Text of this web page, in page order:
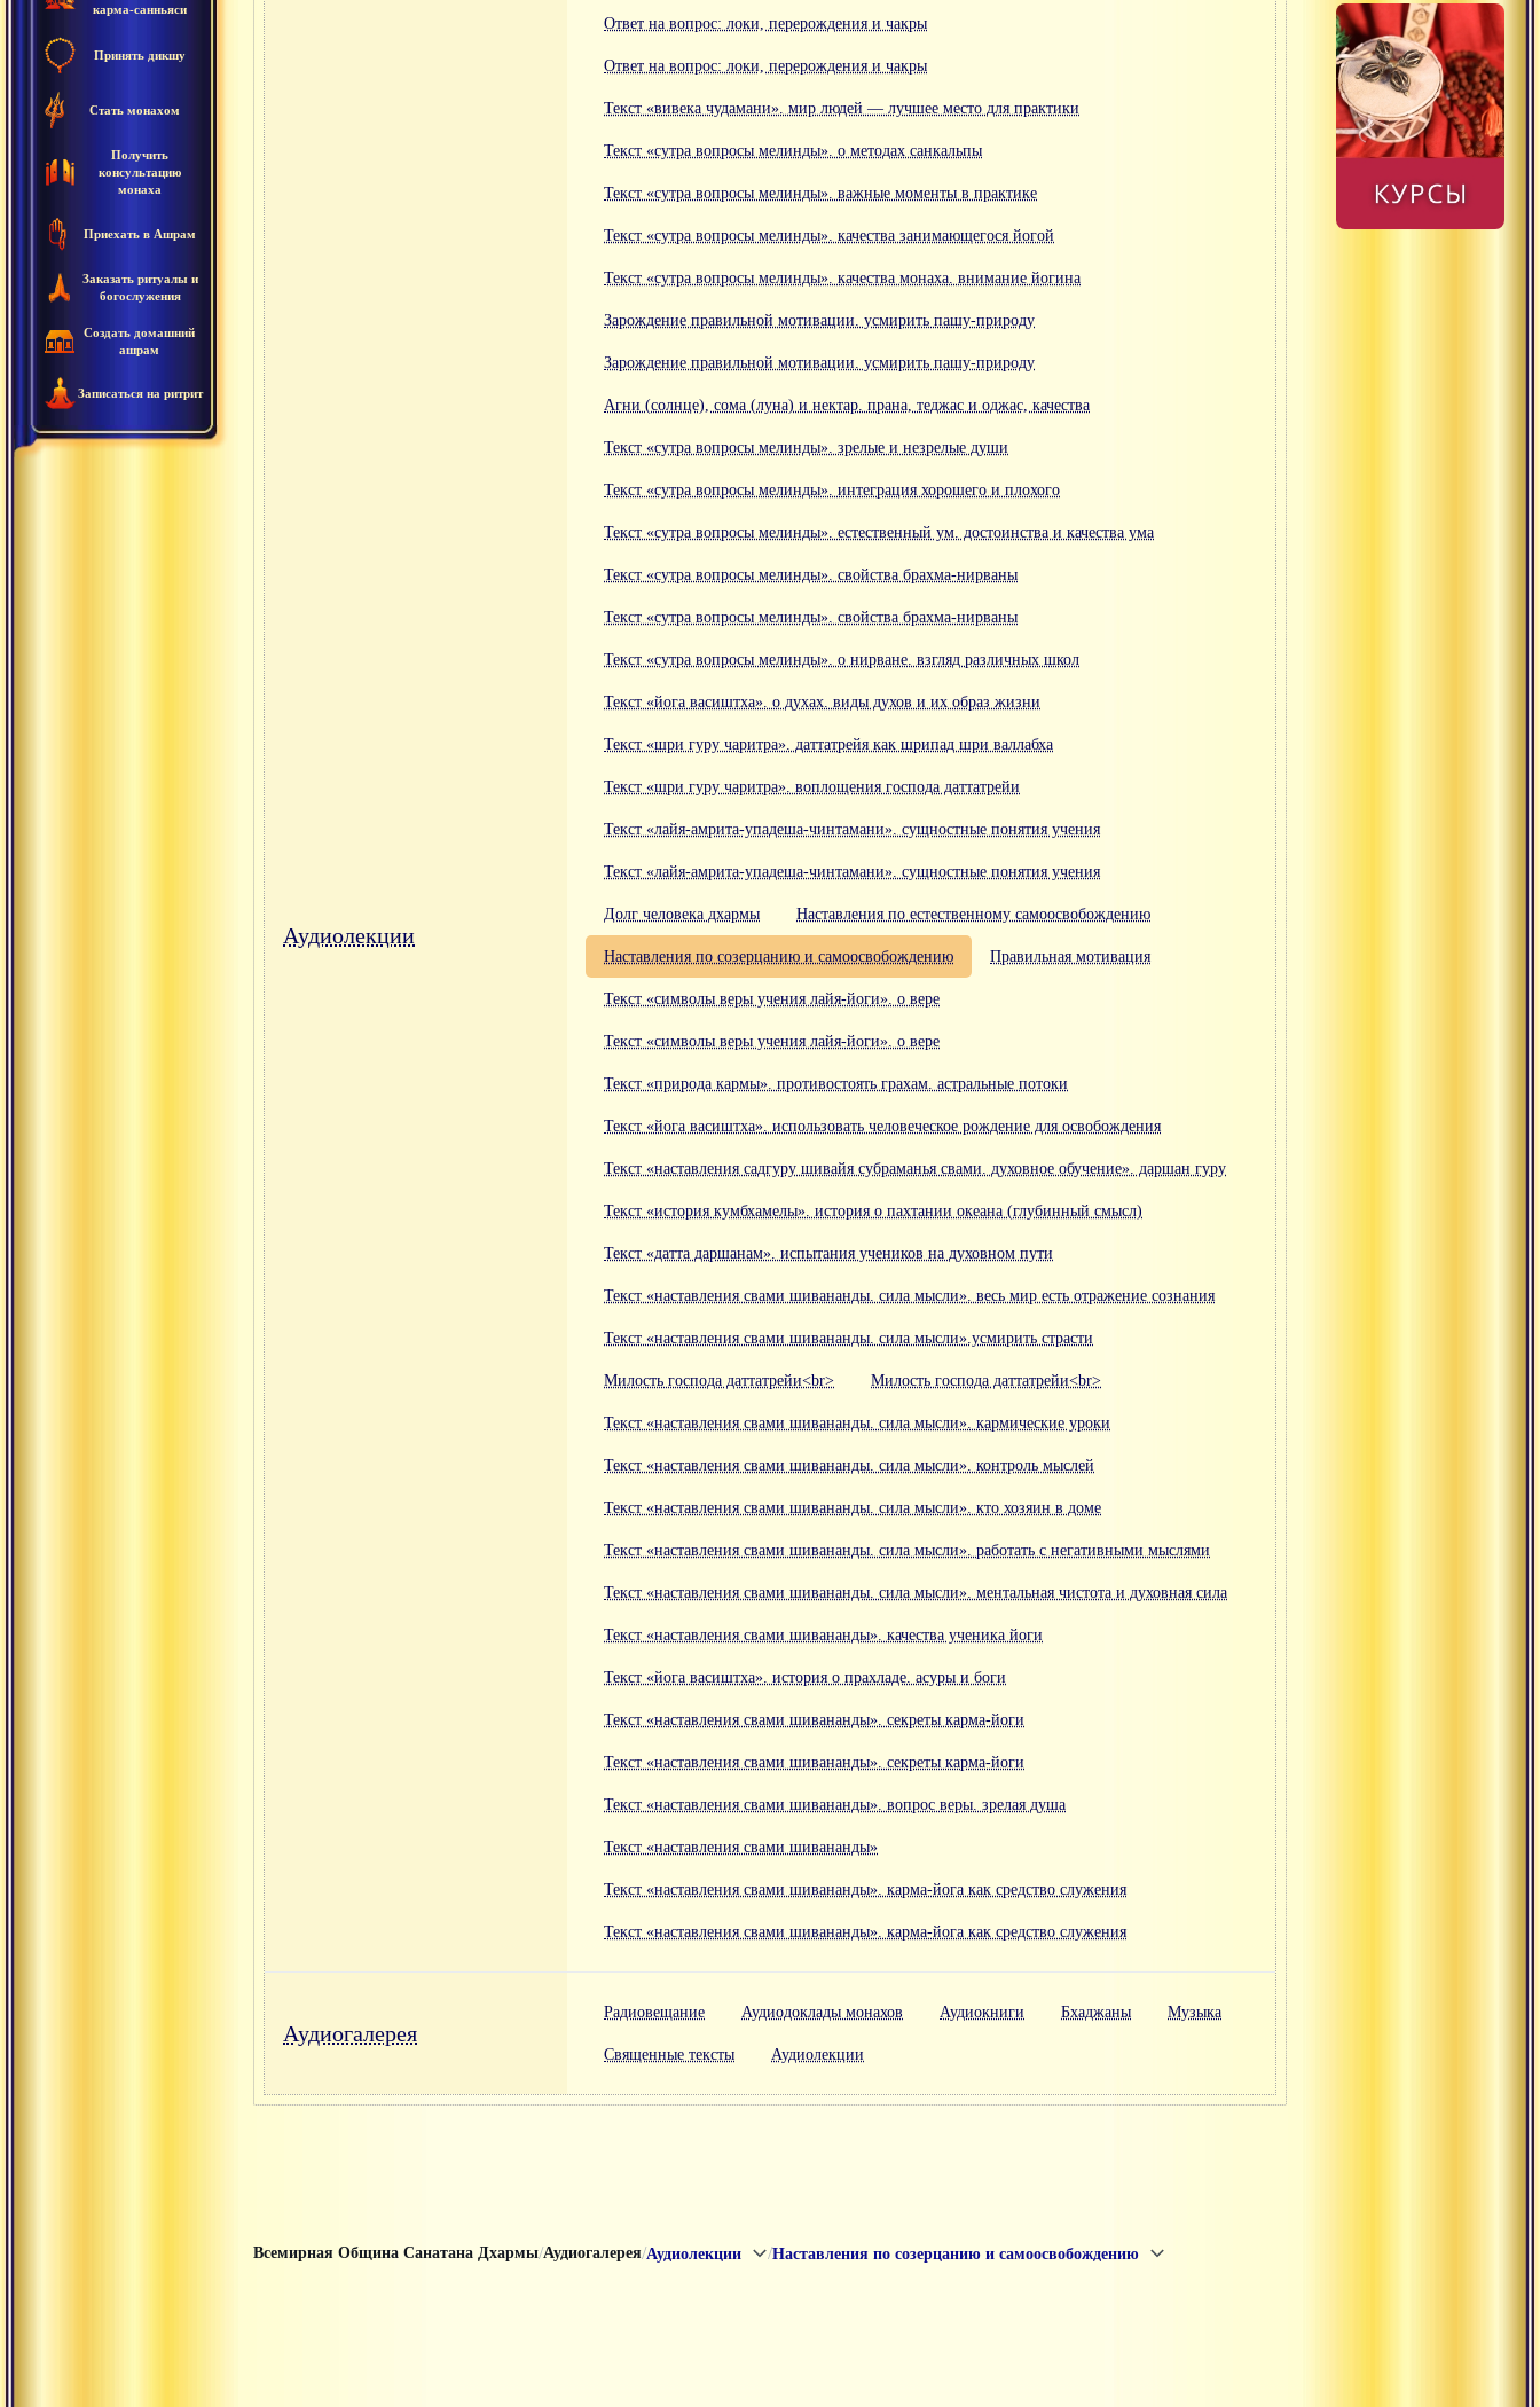
карма-санньяси
Принять дикшу
Стать монахом
Получить
консультацию
монаха
Приехать в Ашрам
Заказать ритуалы и
богослужения
Создать домашний
ашрам
Записаться на ритрит
Аудиолекции
Ответ на вопрос: локи, перерождения и чакры
Ответ на вопрос: локи, перерождения и чакры
Текст «вивека чудамани». мир людей — лучшее место для практики
Текст «сутра вопросы мелинды». о методах санкальпы
Текст «сутра вопросы мелинды». важные моменты в практике
Текст «сутра вопросы мелинды». качества занимающегося йогой
Текст «сутра вопросы мелинды». качества монаха. внимание йогина
Зарождение правильной мотивации. усмирить пашу-природу
Зарождение правильной мотивации. усмирить пашу-природу
Агни (солнце), сома (луна) и нектар. прана, теджас и оджас, качества
Текст «сутра вопросы мелинды». зрелые и незрелые души
Текст «сутра вопросы мелинды». интеграция хорошего и плохого
Текст «сутра вопросы мелинды». естественный ум. достоинства и качества ума
Текст «сутра вопросы мелинды». свойства брахма-нирваны
Текст «сутра вопросы мелинды». свойства брахма-нирваны
Текст «сутра вопросы мелинды». о нирване. взгляд различных школ
Текст «йога васиштха». о духах. виды духов и их образ жизни
Текст «шри гуру чаритра». даттатрейя как шрипад шри валлабха
Текст «шри гуру чаритра». воплощения господа даттатрейи
Текст «лайя-амрита-упадеша-чинтамани». сущностные понятия учения
Текст «лайя-амрита-упадеша-чинтамани». сущностные понятия учения
Долг человека дхармы Наставления по естественному самоосвобождению
Наставления по созерцанию и самоосвобождению Правильная мотивация
Текст «символы веры учения лайя-йоги». о вере
Текст «символы веры учения лайя-йоги». о вере
Текст «природа кармы». противостоять грахам. астральные потоки
Текст «йога васиштха». использовать человеческое рождение для освобождения
Текст «наставления садгуру шивайя субраманья свами. духовное обучение». даршан гуру
Текст «история кумбхамелы». история о пахтании океана (глубинный смысл)
Текст «датта даршанам». испытания учеников на духовном пути
Текст «наставления свами шивананды. сила мысли». весь мир есть отражение сознания
Текст «наставления свами шивананды. сила мысли».усмирить страсти
Милость господа даттатрейи<br> Милость господа даттатрейи<br>
Текст «наставления свами шивананды. сила мысли». кармические уроки
Текст «наставления свами шивананды. сила мысли». контроль мыслей
Текст «наставления свами шивананды. сила мысли». кто хозяин в доме
Текст «наставления свами шивананды. сила мысли». работать с негативными мыслями
Текст «наставления свами шивананды. сила мысли». ментальная чистота и духовная сила
Текст «наставления свами шивананды». качества ученика йоги
Текст «йога васиштха». история о прахладе. асуры и боги
Текст «наставления свами шивананды». секреты карма-йоги
Текст «наставления свами шивананды». секреты карма-йоги
Текст «наставления свами шивананды». вопрос веры. зрелая душа
Текст «наставления свами шивананды»
Текст «наставления свами шивананды». карма-йога как средство служения
Текст «наставления свами шивананды». карма-йога как средство служения
Аудиогалерея
Радиовещание Аудиодоклады монахов Аудиокниги Бхаджаны Музыка
Священные тексты Аудиолекции
Всемирная Община Санатана Дхармы/Аудиогалерея/Аудиолекции /Наставления по созерцанию и самоосвобождению